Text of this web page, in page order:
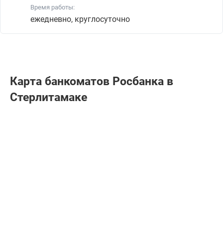
Время работы:
ежедневно, круглосуточно
Карта банкоматов Росбанкa в
Стерлитамаке